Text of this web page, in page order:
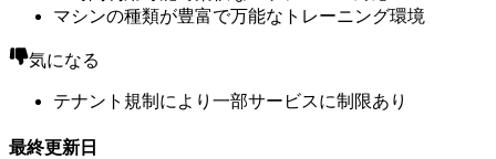
マシンの種類が豊富で万能なトレーニング環境
気になる
テナント規制により一部サービスに制限あり
最終更新日